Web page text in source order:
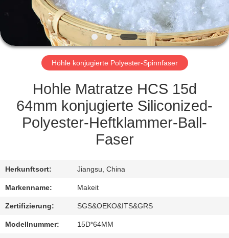
TRETEN
SIE
MIT
VERBINDUNG
NACHRICHTEN
FÄLLE
FORDERN
Höhle konjugierte Polyester-Spinnfaser
Hohle Matratze HCS 15d
64mm konjugierte Siliconized-
Polyester-Heftklammer-Ball-
Faser
Herkunftsort: Jiangsu, China
Markenname: Makeit
Zertifizierung: SGS&OEKO&ITS&GRS
Modellnummer: 15D*64MM